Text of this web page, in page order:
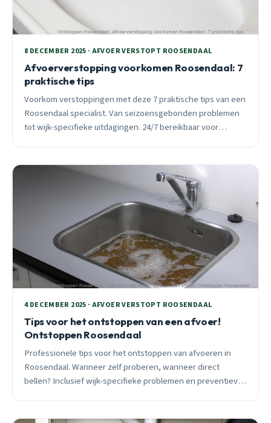
8 DECEMBER 2025 · AFVOER VERSTOPT ROOSENDAAL
Afvoerverstopping voorkomen Roosendaal: 7
praktische tips
Voorkom verstoppingen met deze 7 praktische tips van een
Roosendaal specialist. Van seizoensgebonden problemen
tot wijk-specifieke uitdagingen. 24/7 bereikbaar voor
4 DECEMBER 2025 · AFVOER VERSTOPT ROOSENDAAL
Tips voor het ontstoppen van een afvoer!
Ontstoppen Roosendaal
Professionele tips voor het ontstoppen van afvoeren in
Roosendaal. Wanneer zelf proberen, wanneer direct
bellen? Inclusief wijk-specifieke problemen en preventieve